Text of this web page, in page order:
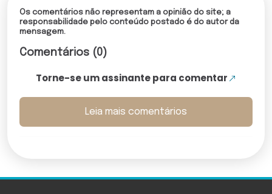
Os comentários não representam a opinião do site; a
responsabilidade pelo conteúdo postado é do autor da
mensagem.
Comentários (0)
Torne-se um assinante para comentar
Leia mais comentários